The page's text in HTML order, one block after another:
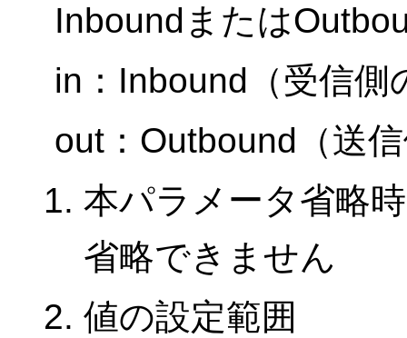
Inboundまたは
in：Inbound（受信側
out：Outbound（送
本パラメータ省略
省略できません
値の設定範囲